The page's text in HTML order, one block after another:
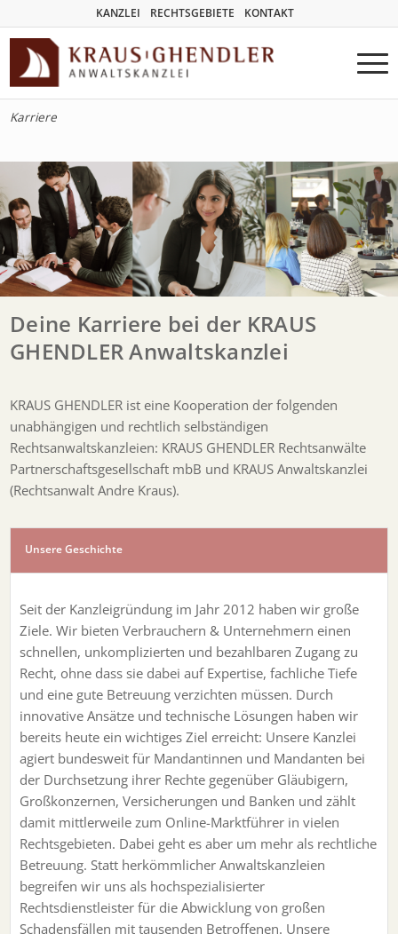
KANZLEI RECHTSGEBIETE KONTAKT
Karriere
Deine Karriere bei der KRAUS
GHENDLER Anwaltskanzlei
KRAUS GHENDLER ist eine Kooperation der folgenden
unabhängigen und rechtlich selbständigen
Rechtsanwaltskanzleien: KRAUS GHENDLER Rechtsanwälte
Partnerschaftsgesellschaft mbB und KRAUS Anwaltskanzlei
(Rechtsanwalt Andre Kraus).
Unsere Geschichte
Seit der Kanzleigründung im Jahr 2012 haben wir große
Ziele. Wir bieten Verbrauchern & Unternehmern einen
schnellen, unkomplizierten und bezahlbaren Zugang zu
Recht, ohne dass sie dabei auf Expertise, fachliche Tiefe
und eine gute Betreuung verzichten müssen. Durch
innovative Ansätze und technische Lösungen haben wir
bereits heute ein wichtiges Ziel erreicht: Unsere Kanzlei
agiert bundesweit für Mandantinnen und Mandanten bei
der Durchsetzung ihrer Rechte gegenüber Gläubigern,
Großkonzernen, Versicherungen und Banken und zählt
damit mittlerweile zum Online-Marktführer in vielen
Rechtsgebieten. Dabei geht es aber um mehr als rechtliche
Betreuung. Statt herkömmlicher Anwaltskanzleien
begreifen wir uns als hochspezialisierter
Rechtsdienstleister für die Abwicklung von großen
Schadensfällen mit tausenden Betroffenen. Unsere